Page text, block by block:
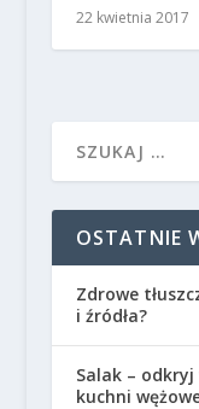
22 kwietnia 2017
OSTATNIE
Zdrowe
i źródła?
Salak –
kuchni